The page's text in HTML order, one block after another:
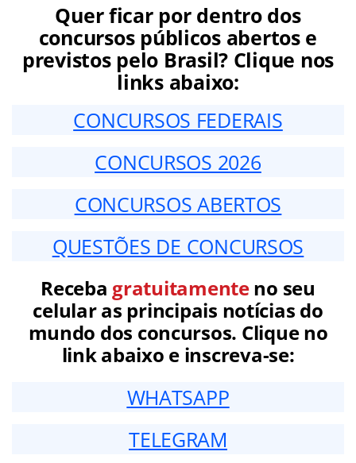
Quer ficar por dentro dos
concursos públicos abertos e
previstos pelo Brasil? Clique nos
links abaixo:
CONCURSOS FEDERAIS
CONCURSOS 2026
CONCURSOS ABERTOS
QUESTÕES DE CONCURSOS
Receba gratuitamenteno seu
celular as principais notícias do
mundo dos concursos. Clique no
link abaixo e inscreva-se:
WHATSAPP
TELEGRAM